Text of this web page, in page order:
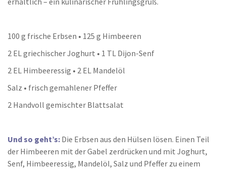
100 g frische Erbsen • 125 g Himbeeren
2 EL griechischer Joghurt • 1 TL Dijon-Senf
2 EL Himbeeressig • 2 EL Mandelöl
Salz • frisch gemahlener Pfeffer
2 Handvoll gemischter Blattsalat
Und so geht’s: Die Erbsen aus den Hülsen lösen. Einen Teil
der Himbeeren mit der Gabel zerdrücken und mit Joghurt,
Senf, Himbeeressig, Mandelöl, Salz und Pfeffer zu einem